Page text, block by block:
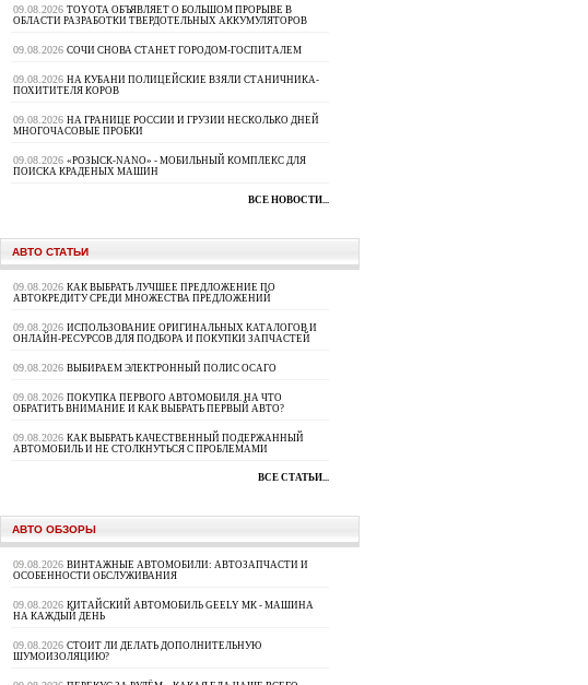
09.08.2026 TOYOTA ОБЪЯВЛЯЕТ О БОЛЬШОМ ПРОРЫВЕ В
ОБЛАСТИ РАЗРАБОТКИ ТВЕРДОТЕЛЬНЫХ АККУМУЛЯТОРОВ
09.08.2026 СОЧИ СНОВА СТАНЕТ ГОРОДОМ-ГОСПИТАЛЕМ
09.08.2026 НА КУБАНИ ПОЛИЦЕЙСКИЕ ВЗЯЛИ СТАНИЧНИКА-
ПОХИТИТЕЛЯ КОРОВ
09.08.2026 НА ГРАНИЦЕ РОССИИ И ГРУЗИИ НЕСКОЛЬКО ДНЕЙ
МНОГОЧАСОВЫЕ ПРОБКИ
09.08.2026 «РОЗЫСК-NANO» - МОБИЛЬНЫЙ КОМПЛЕКС ДЛЯ
ПОИСКА КРАДЕНЫХ МАШИН
ВСЕ НОВОСТИ...
АВТО СТАТЬИ
09.08.2026 КАК ВЫБРАТЬ ЛУЧШЕЕ ПРЕДЛОЖЕНИЕ ПО
АВТОКРЕДИТУ СРЕДИ МНОЖЕСТВА ПРЕДЛОЖЕНИЙ
09.08.2026 ИСПОЛЬЗОВАНИЕ ОРИГИНАЛЬНЫХ КАТАЛОГОВ И
ОНЛАЙН-РЕСУРСОВ ДЛЯ ПОДБОРА И ПОКУПКИ ЗАПЧАСТЕЙ
09.08.2026 ВЫБИРАЕМ ЭЛЕКТРОННЫЙ ПОЛИС ОСАГО
09.08.2026 ПОКУПКА ПЕРВОГО АВТОМОБИЛЯ. НА ЧТО
ОБРАТИТЬ ВНИМАНИЕ И КАК ВЫБРАТЬ ПЕРВЫЙ АВТО?
09.08.2026 КАК ВЫБРАТЬ КАЧЕСТВЕННЫЙ ПОДЕРЖАННЫЙ
АВТОМОБИЛЬ И НЕ СТОЛКНУТЬСЯ С ПРОБЛЕМАМИ
ВСЕ СТАТЬИ...
АВТО ОБЗОРЫ
09.08.2026 ВИНТАЖНЫЕ АВТОМОБИЛИ: АВТОЗАПЧАСТИ И
ОСОБЕННОСТИ ОБСЛУЖИВАНИЯ
09.08.2026 КИТАЙСКИЙ АВТОМОБИЛЬ GEELY МК - МАШИНА
НА КАЖДЫЙ ДЕНЬ
09.08.2026 СТОИТ ЛИ ДЕЛАТЬ ДОПОЛНИТЕЛЬНУЮ
ШУМОИЗОЛЯЦИЮ?